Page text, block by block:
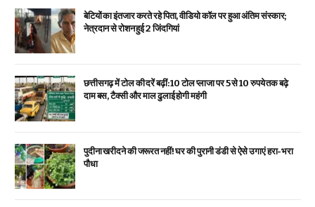
बेटियों का इंतजार करते रहे पिता, वीडियो कॉल पर हुआ अंतिम संस्कार;
नेत्रदान से रोशन हुई 2 जिंदगियां
छत्तीसगढ़ में टोल की दरें बढ़ीं: 10 टोल प्लाजा पर 5 से 10 रुपये तक बढ़े
दाम बस, टैक्सी और माल ढुलाई होगी महंगी
पुदीना खरीदने की जरूरत नहीं! घर की पुरानी डंडी से ऐसे उगाएं हरा-भरा
पौधा